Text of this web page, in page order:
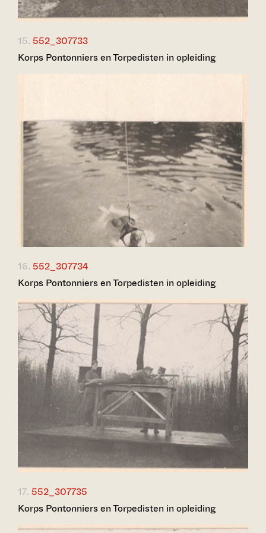
15. 552_307733
Korps Pontonniers en Torpedisten in opleiding
16. 552_307734
Korps Pontonniers en Torpedisten in opleiding
17. 552_307735
Korps Pontonniers en Torpedisten in opleiding